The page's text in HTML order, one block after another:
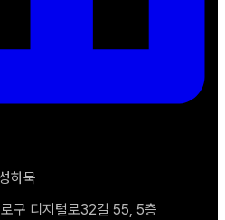
하묵
구 디지털로32길 55, 5층